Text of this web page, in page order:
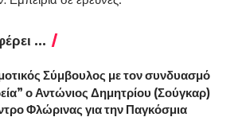
...
Σύμβουλος με τον συνδυασμό
ο Αντώνιος Δημητρίου (Σούγκαρ)
Φλώρινας για την Παγκόσμια